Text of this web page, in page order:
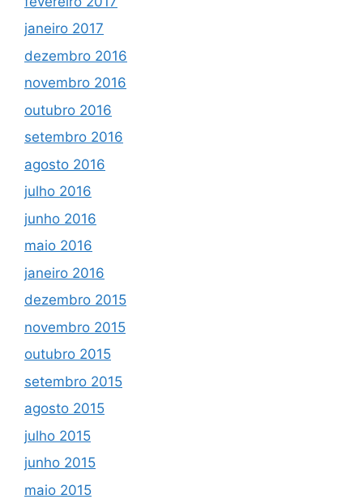
janeiro 2017
dezembro 2016
novembro 2016
outubro 2016
setembro 2016
agosto 2016
julho 2016
junho 2016
maio 2016
janeiro 2016
dezembro 2015
novembro 2015
outubro 2015
setembro 2015
agosto 2015
julho 2015
junho 2015
maio 2015